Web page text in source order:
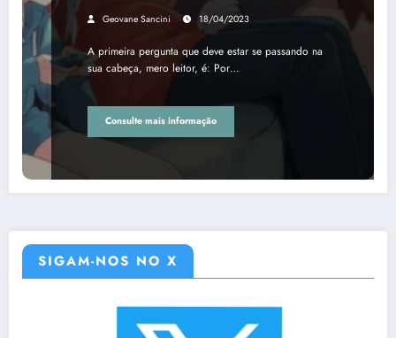
Geovane Sancini 18/04/2023
A primeira pergunta que deve estar se passando na
sua cabeça, mero leitor, é: Por…
Consulte mais informação
SIGAM-NOS NO X